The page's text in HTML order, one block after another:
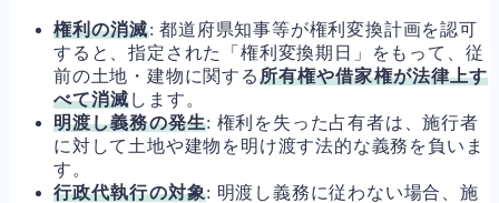
権利の消滅: 都道府県知事等が権利変換計画を認可
すると、指定された「権利変換期日」をもって、従
前の土地・建物に関する所有権や借家権が法律上す
べて消滅します。
明渡し義務の発生: 権利を失った占有者は、施行者
に対して土地や建物を明け渡す法的な義務を負いま
す。
行政代執行の対象: 明渡し義務に従わない場合、施